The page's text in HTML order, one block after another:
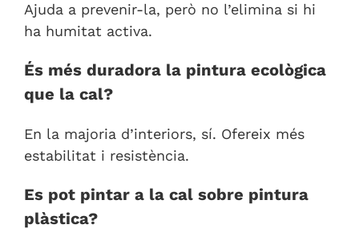
Ajuda a prevenir-la, però no l’elimina si hi
ha humitat activa.
És més duradora la pintura ecològica
que la cal?
En la majoria d’interiors, sí. Ofereix més
estabilitat i resistència.
Es pot pintar a la cal sobre pintura
plàstica?